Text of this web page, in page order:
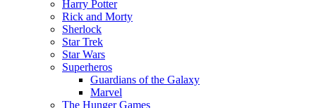
Harry Potter
Rick and Morty
Sherlock
Star Trek
Star Wars
Superheros
Guardians of the Galaxy
Marvel
The Hunger Games